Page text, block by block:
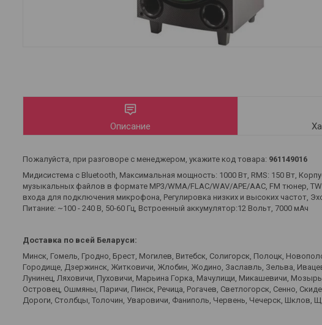
Описание
Пожалуйста, при разговоре с менеджером, укажите код товара: 961149016
Мидисистема с Bluetooth, Максимальная мощность: 1000 Вт, RMS: 150 Вт,
музыкальных файлов в формате MP3/WMA/FLAC/WAV/APE/AAC, FM тюнер,
входа для подключения микрофона, Регулировка низких и высоких частот,
Питание: ~100 - 240 В, 50-60 Гц, Встроенный аккумулятор:12 Вольт, 7000 мАч
Доставка по всей Беларуси:
Минск, Гомель, Гродно, Брест, Могилев, Витебск, Солигорск, Полоцк,
Городище, Дзержинск, Житковичи, Жлобин, Жодино, Заславль, Зельва,
Лунинец, Ляховичи, Пуховичи, Марьина Горка, Мачулищи, Микашевичи,
Островец, Ошмяны, Паричи, Пинск, Речица, Рогачев, Светлогорск, Сенно,
Дороги, Столбцы, Толочин, Уваровичи, Фаниполь, Червень, Чечерск, Шклов,